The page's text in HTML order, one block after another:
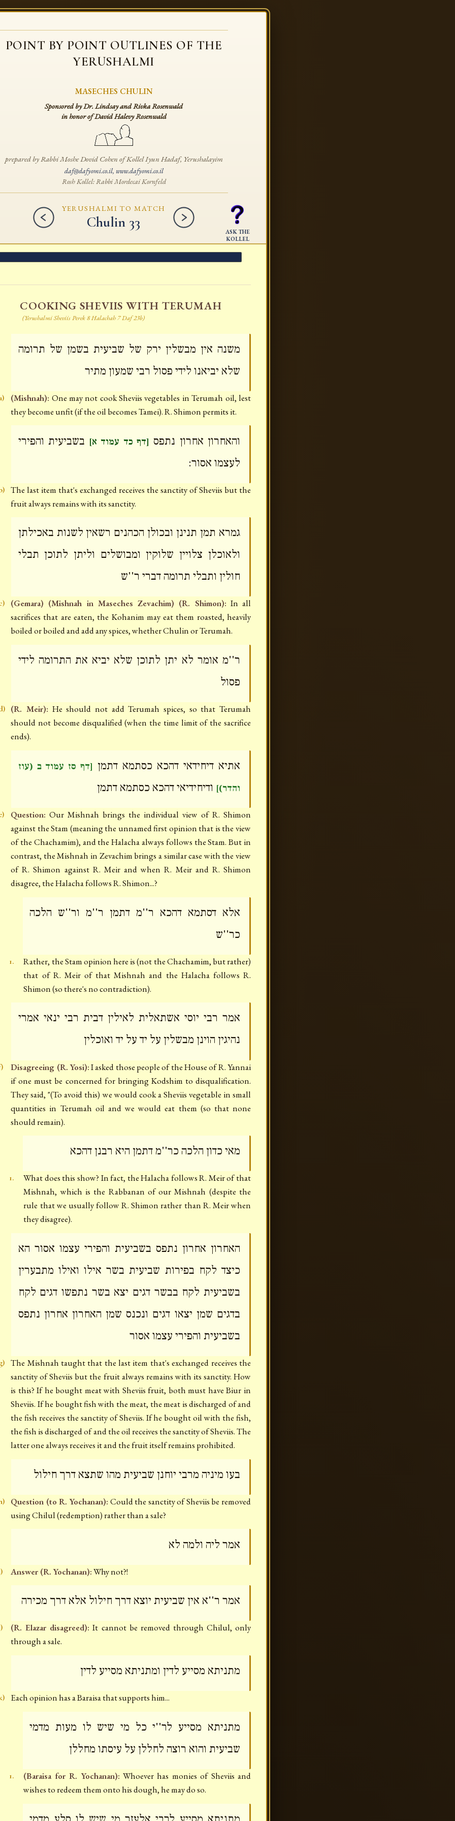
POINT BY POINT OUTLINES OF THE
YERUSHALMI
MASECHES CHULIN
Sponsored by Dr. Lindsay and Rivka Rosenwald
in honor of David Halevy Rosenwald
prepared by Rabbi Moshe Dovid Cohen of Kollel Iyun Hadaf, Yerushalayim
daf@dafyomi.co.il, www.dafyomi.co.il
Rosh Kollel: Rabbi Mordecai Kornfeld
YERUSHALMI TO MATCH
Chulin 33
ASK THE
KOLLEL
COOKING SHEVIIS WITH TERUMAH
(Yerushalmi Sheviis Perek 8 Halachah 7 Daf 23b)
משנה אין מבשלין ירק של שביעית בשמן של תרומה
שלא יביאנו לידי פסול רבי שמעון מתיר
(Mishnah): One may not cook Sheviis vegetables in Terumah oil, lest
they become unfit (if the oil becomes Tamei). R. Shimon permits it.
והאחרון אחרון נתפס [דף כד עמוד א] בשביעית והפירי
לעצמו אסור:
The last item that's exchanged receives the sanctity of Sheviis but the
fruit always remains with its sanctity.
גמרא תמן תנינן ובכולן הכהנים רשאין לשנות באכילתן
ולאוכלן צלויין שלוקין ומבושלים וליתן לתוכן תבלי
חולין ותבלי תרומה דברי ר''ש
(Gemara) (Mishnah in Maseches Zevachim) (R. Shimon): In all
sacrifices that are eaten, the Kohanim may eat them roasted, heavily
boiled or boiled and add any spices, whether Chulin or Terumah.
ר''מ אומר לא יתן לתוכן שלא יביא את התרומה לידי
פסול
(R. Meir): He should not add Terumah spices, so that Terumah
should not become disqualified (when the time limit of the sacrifice
ends).
אתיא דיחידאי דהכא כסתמא דתמן [דף סז עמוד ב (עוז
והדר)] ודיחידיאי דהכא כסתמא דתמן
Question: Our Mishnah brings the individual view of R. Shimon
against the Stam (meaning the unnamed first opinion that is the view
of the Chachamim), and the Halacha always follows the Stam. But in
contrast, the Mishnah in Zevachim brings a similar case with the view
of R. Shimon against R. Meir and when R. Meir and R. Shimon
disagree, the Halacha follows R. Shimon...?
אלא דסתמא דהכא ר''מ דתמן ר''מ ור''ש הלכה
כר''ש
1.
Rather, the Stam opinion here is (not the Chachamim, but rather)
that of R. Meir of that Mishnah and the Halacha follows R.
Shimon (so there's no contradiction).
אמר רבי יוסי אשתאלית לאילין דבית רבי ינאי אמרי
נהיגין הוינן מבשלין על יד על יד ואוכלין
Disagreeing (R. Yosi):I asked those people of the House of R. Yannai
if one must be concerned for bringing Kodshim to disqualification.
They said, "(To avoid this) we would cook a Sheviis vegetable in small
quantities in Terumah oil and we would eat them (so that none
should remain).
מאי כדון הלכה כר''מ דתמן היא רבנן דהכא
1.
What does this show? In fact, the Halacha follows R. Meir of that
Mishnah, which is the Rabbanan of our Mishnah (despite the
rule that we usually follow R. Shimon rather than R. Meir when
they disagree).
האחרון אחרון נתפס בשביעית והפירי עצמו אסור הא
כיצד לקח בפירות שביעית בשר אילו ואילו מתבערין
בשביעית לקח בבשר דגים יצא בשר נתפשו דגים לקח
בדגים שמן יצאו דגים ונכנס שמן האחרון אחרון נתפס
בשביעית והפירי עצמו אסור
The Mishnah taught that the last item that's exchanged receives the
sanctity of Sheviis but the fruit always remains with its sanctity. How
is this? If he bought meat with Sheviis fruit, both must have Biur in
Sheviis. If he bought fish with the meat, the meat is discharged of and
the fish receives the sanctity of Sheviis. If he bought oil with the fish,
the fish is discharged of and the oil receives the sanctity of Sheviis. The
latter one always receives it and the fruit itself remains prohibited.
בעו מיניה מרבי יוחנן שביעית מהו שתצא דרך חילול
Question (to R. Yochanan): Could the sanctity of Sheviis be removed
using Chilul (redemption) rather than a sale?
אמר ליה ולמה לא
Answer (R. Yochanan):Why not?!
אמר ר''א אין שביעית יוצא דרך חילול אלא דרך מכירה
(R. Elazar disagreed): It cannot be removed through Chilul, only
through a sale.
מתניתא מסייע לדין ומתניתא מסייע לדין
Each opinion has a Baraisa that supports him...
מתניתא מסייע לר''י כל מי שיש לו מעות מדמי
שביעית והוא רוצה לחללן על עיסתו מחללן
1. (Baraisa for R. Yochanan): Whoever has monies of Sheviis and
wishes to redeem them onto his dough, he may do so.